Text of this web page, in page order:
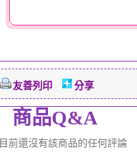
友善列印 分享
商品Q&A
目前還沒有該商品的任何評論